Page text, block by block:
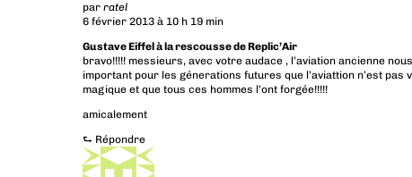
par ratel
6 février 2013 à 10 h 19 min
Gustave Eiffel à la rescousse de Replic’Air
bravo!!!!! messieurs, avec votre audace , l’aviation ancienne
important pour les génerations futures que l’aviattion n’est pas
magique et que tous ces hommes l’ont forgée!!!!!
amicalement
⮑ Répondre